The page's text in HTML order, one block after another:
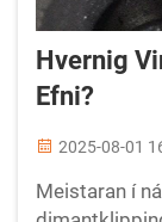
Hvernig
Efni?
2025-08-01
Meistaran í